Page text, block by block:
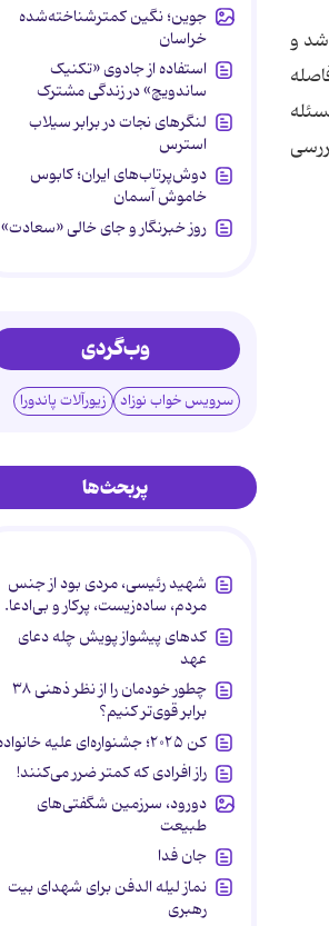
این شکاف بیشتر شد و
مسئله را بررسی
جوین؛ نگین کمترشناخته‌شده
خراسان
استفاده از جادوی «تکنیک
ساندویچ» در زندگی مشترک
لنگرهای نجات در برابر سیلاب
استرس
دوش‌پرتاب‌های ایران؛ کابوس
خاموش آسمان
روز خبرنگار و جای خالی «سعادت»
وب‌گردی
سرویس خواب نوزاد زیورآلات پاندورا
پربحث‌ها
شهید رئیسی، مردی بود از جنس
مردم، ساده‌زیست، پرکار و بی‌ادعا.
کدهای پیشواز پویش چله دعای
عهد
چطور خودمان را از نظر ذهنی ۳۸
برابر قوی‌تر کنیم؟
کن ۲۰۲۵؛ جشنواره‌ای علیه خانواده
راز افرادی که کمتر ضرر می‌کنند!
دورود، سرزمین شگفتی‌های
طبیعت
جان فدا
نماز لیله الدفن برای شهدای بیت
رهبری